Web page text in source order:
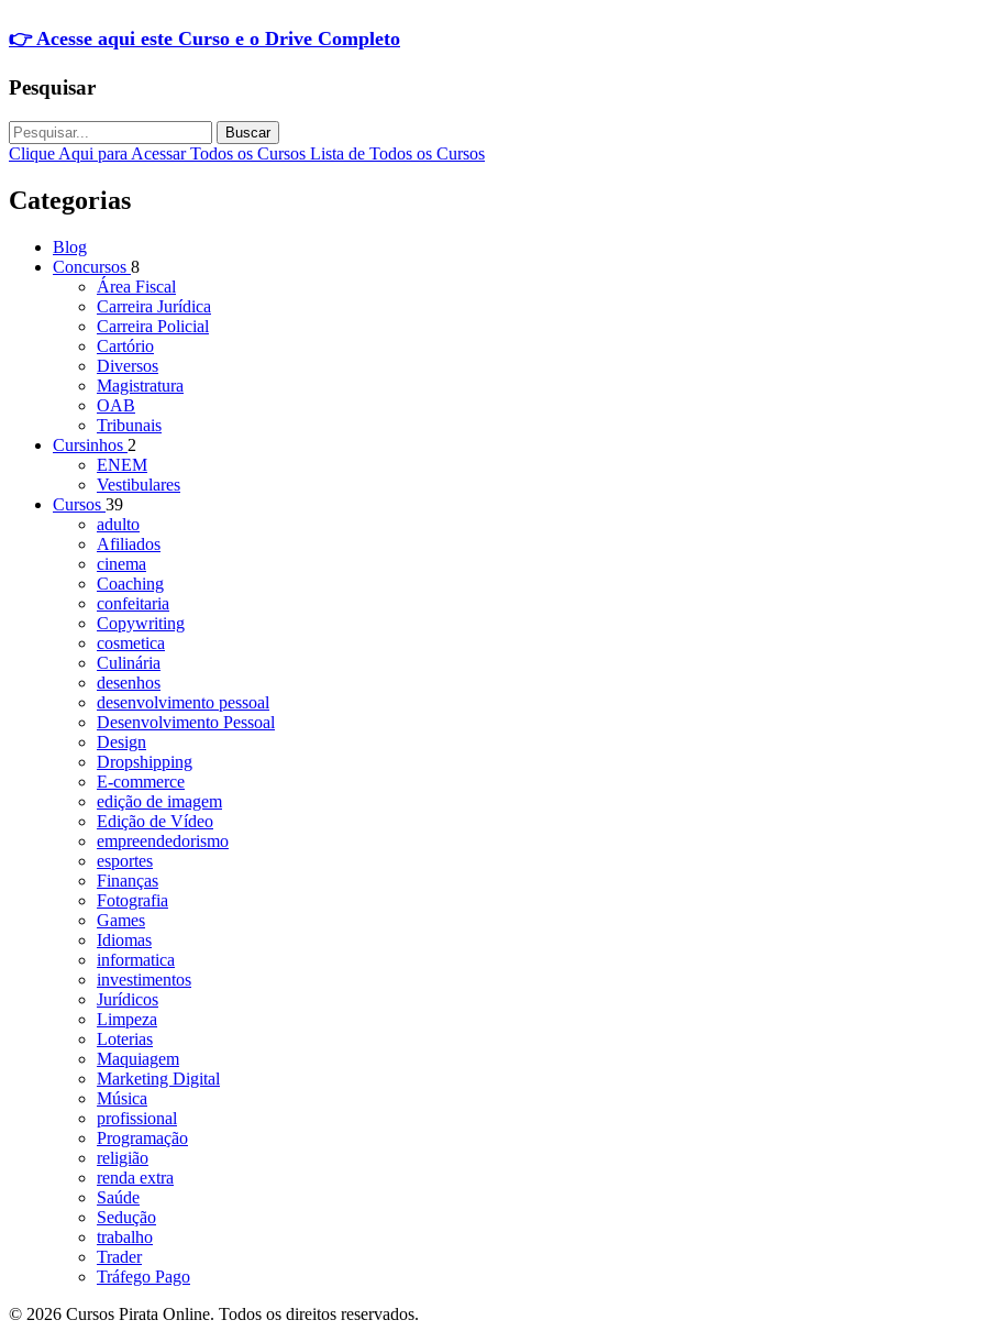
👉 Acesse aqui este Curso e o Drive Completo
Pesquisar
Buscar
Clique Aqui para Acessar Todos os Cursos Lista de Todos os Cursos
Categorias
Blog
Concursos 8
Área Fiscal
Carreira Jurídica
Carreira Policial
Cartório
Diversos
Magistratura
OAB
Tribunais
Cursinhos 2
ENEM
Vestibulares
Cursos 39
adulto
Afiliados
cinema
Coaching
confeitaria
Copywriting
cosmetica
Culinária
desenhos
desenvolvimento pessoal
Desenvolvimento Pessoal
Design
Dropshipping
E-commerce
edição de imagem
Edição de Vídeo
empreendedorismo
esportes
Finanças
Fotografia
Games
Idiomas
informatica
investimentos
Jurídicos
Limpeza
Loterias
Maquiagem
Marketing Digital
Música
profissional
Programação
religião
renda extra
Saúde
Sedução
trabalho
Trader
Tráfego Pago
© 2026 Cursos Pirata Online. Todos os direitos reservados.